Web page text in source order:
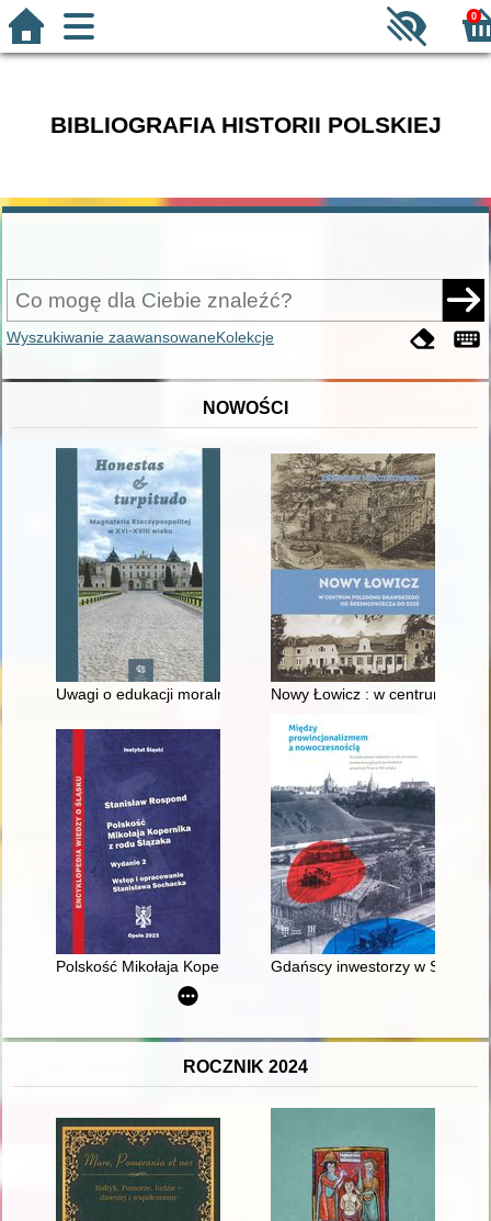
0
BIBLIOGRAFIA HISTORII POLSKIEJ
Wyszukiwanie zaawansowaneKolekcje
NOWOŚCI
Uwagi o edukacji moralnej synów szlacheckich w XVI-
Nowy Łowicz : w centrum
Polskość Mikołaja Kopernika z rodu Ślązaka
Gdańscy inwestorzy w
ROCZNIK 2024